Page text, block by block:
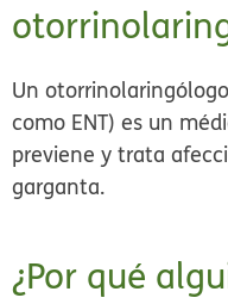
Un
como ENT) es un
previene y trata
garganta.
¿Por qué